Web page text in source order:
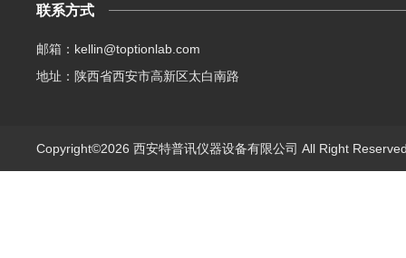
联系方式
邮箱：kellin@toptionlab.com
地址：陕西省西安市高新区太白南路
Copyright©2026 西安特普讯仪器设备有限公司 All Right